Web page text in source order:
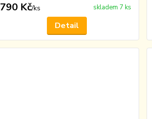
790 Kč/ks skladem 7 ks
Detail